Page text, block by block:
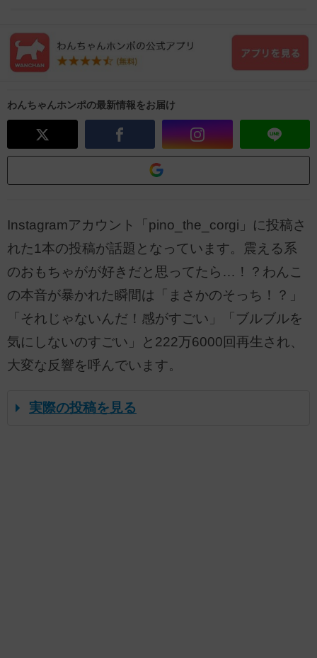
わんちゃんホンポの最新情報をお届け
Instagramアカウント「pino_the_corgi」に投稿さ
れた1本の投稿が話題となっています。震える系
のおもちゃがが好きだと思ってたら…！？わんこ
の本音が暴かれた瞬間は「まさかのそっち！？」
「それじゃないんだ！感がすごい」「ブルブルを
気にしないのすごい」と222万6000回再生され、
大変な反響を呼んでいます。
実際の投稿を見る